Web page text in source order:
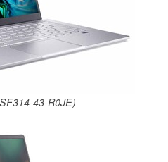
43-R0JE)